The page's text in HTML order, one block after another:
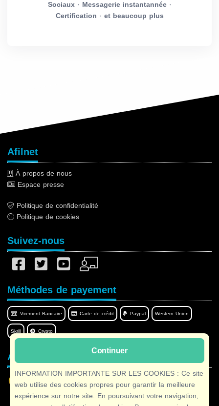
Sociaux· Messagerie instantannée·
Certification · et beaucoup plus
Continuer
INFORMATION IMPORTANTE SUR LES COOKIES : Ce site
web utilise des cookies propres pour garantir la meilleure
expérience sur notre site. En poursuivant votre navigation,
Afilnet
À propos de nous
Espace presse
Politique de confidentialité
Politique de cookies
Suivez-nous
Méthodes de payement
Virement Bancaire Carte de crédit Paypal Western Union
Skrill Crypto
Afilnet dans votre langue